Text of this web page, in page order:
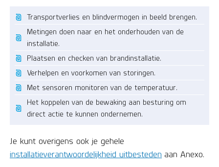
Transportverlies en blindvermogen in beeld brengen.
Metingen doen naar en het onderhouden van de
installatie.
Plaatsen en checken van brandinstallatie.
Verhelpen en voorkomen van storingen.
Met sensoren monitoren van de temperatuur.
Het koppelen van de bewaking aan besturing om
direct actie te kunnen ondernemen.
Je kunt overigens ook je gehele
installatieverantwoordelijkheid uitbesteden aan Anexo.